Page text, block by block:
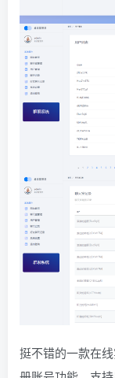
挺不错的一款在